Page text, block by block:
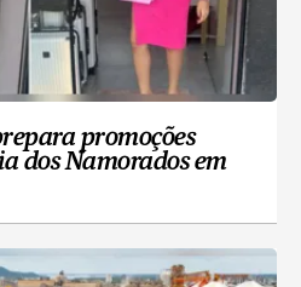
promoções
dos Namorados em